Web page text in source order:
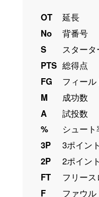
OT
延長
No
背番号
S
スタータ
PTS 総得点
FG
フィー
M
成功数
A
試投数
%
シュート
3P
3ポイン
2P
2ポイン
FT
フリース
F
ファウル